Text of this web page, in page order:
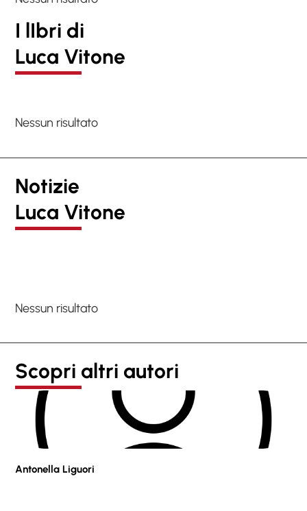
I lIbri di
Luca Vitone
Nessun risultato
Notizie
Luca Vitone
Nessun risultato
Scopri altri autori
Antonella Liguori